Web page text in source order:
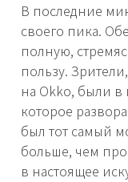
В последние
своего пика.
полную,
пользу.
на Okko, были в
которое
был тот самый
больше, чем
в настоящее